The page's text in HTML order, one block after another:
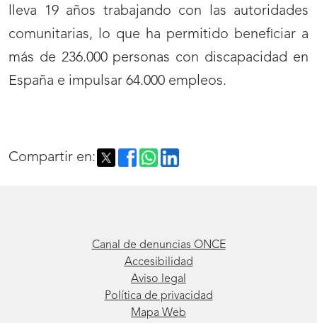
lleva 19 años trabajando con las autoridades
comunitarias, lo que ha permitido beneficiar a
más de 236.000 personas con discapacidad en
España e impulsar 64.000 empleos.
Compartir en:
Canal de denuncias ONCE
Accesibilidad
Aviso legal
Política de privacidad
Mapa Web